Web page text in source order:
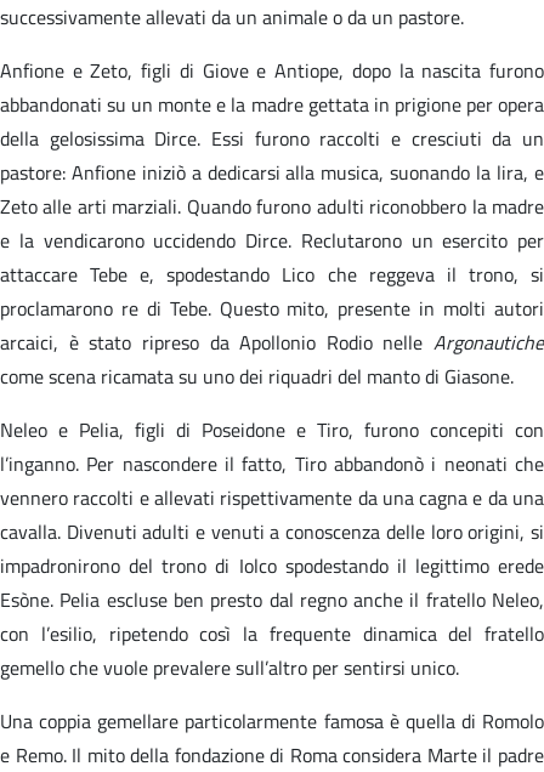
successivamente allevati da un animale o da un pastore.
Anfione e Zeto, figli di Giove e Antiope, dopo la nascita furono
abbandonati su un monte e la madre gettata in prigione per opera
della gelosissima Dirce. Essi furono raccolti e cresciuti da un
pastore: Anfione iniziò a dedicarsi alla musica, suonando la lira, e
Zeto alle arti marziali. Quando furono adulti riconobbero la madre
e la vendicarono uccidendo Dirce. Reclutarono un esercito per
attaccare Tebe e, spodestando Lico che reggeva il trono, si
proclamarono re di Tebe. Questo mito, presente in molti autori
arcaici, è stato ripreso da Apollonio Rodio nelle Argonautiche
come scena ricamata su uno dei riquadri del manto di Giasone.
Neleo e Pelia, figli di Poseidone e Tiro, furono concepiti con
l’inganno. Per nascondere il fatto, Tiro abbandonò i neonati che
vennero raccolti e allevati rispettivamente da una cagna e da una
cavalla. Divenuti adulti e venuti a conoscenza delle loro origini, si
impadronirono del trono di Iolco spodestando il legittimo erede
Esòne. Pelia escluse ben presto dal regno anche il fratello Neleo,
con l’esilio, ripetendo così la frequente dinamica del fratello
gemello che vuole prevalere sull’altro per sentirsi unico.
Una coppia gemellare particolarmente famosa è quella di Romolo
e Remo. Il mito della fondazione di Roma considera Marte il padre